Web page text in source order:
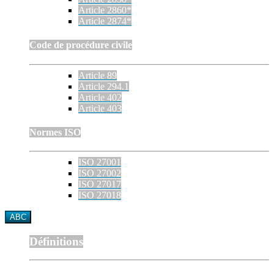
Article 2860*
Article 2874*
Code de procédure civile
Article 89
Article 294.1
Article 402
Article 403
Normes ISO
ISO 27001
ISO 27002
ISO 27017
ISO 27018
ABC
Définitions